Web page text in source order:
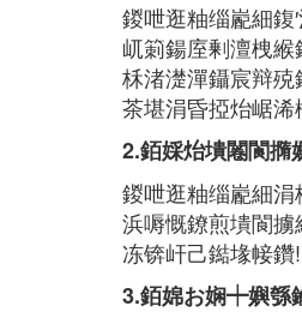
鍐呭逛粙缁嶏細
屼箣鍚庢剰澶栧
柇渚濋潬鑷宸辩
茶堪涓昏掗炲崌
2.銆婇炲墤闂閬撱
鍐呭逛粙缁嶏細
浜嗕慨鐐煎墤閬
冻锛屽己鐑堟帹鑽!
3.銆婂お娴┿嬩綔